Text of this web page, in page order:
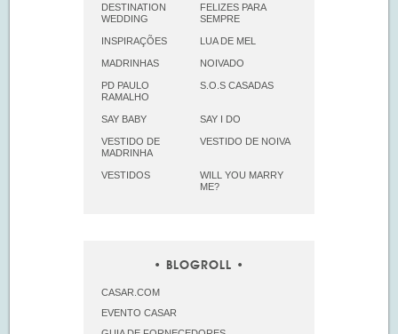
DESTINATION
WEDDING
FELIZES PARA
SEMPRE
INSPIRAÇÕES LUA DE MEL
MADRINHAS NOIVADO
PD PAULO
RAMALHO
S.O.S CASADAS
SAY BABY SAY I DO
VESTIDO DE
MADRINHA
VESTIDO DE NOIVA
VESTIDOS
WILL YOU MARRY
ME?
BLOGROLL
CASAR.COM
EVENTO CASAR